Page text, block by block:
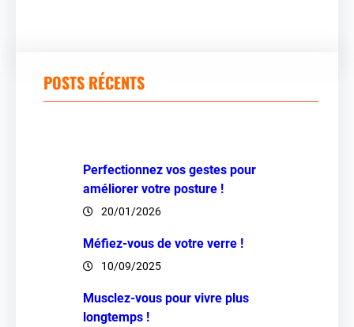
POSTS RÉCENTS
Perfectionnez vos gestes pour
améliorer votre posture !
20/01/2026
Méfiez-vous de votre verre !
10/09/2025
Musclez-vous pour vivre plus
longtemps !